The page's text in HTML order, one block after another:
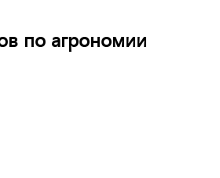
по агрономии